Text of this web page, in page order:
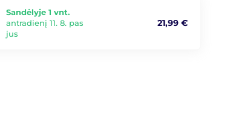
Sandėlyje 1 vnt.
antradienį 11. 8. pas
jus
21,99 €